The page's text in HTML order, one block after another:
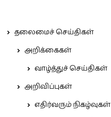
தலைமைச் செய்திகள்
அறிக்கைகள்
வாழ்த்துச் செய்திகள்
அறிவிப்புகள்
எதிர்வரும் நிகழ்வுகள்